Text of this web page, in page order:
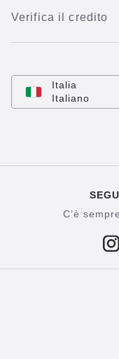
Verifica il credito
Italia
Italiano
C’è